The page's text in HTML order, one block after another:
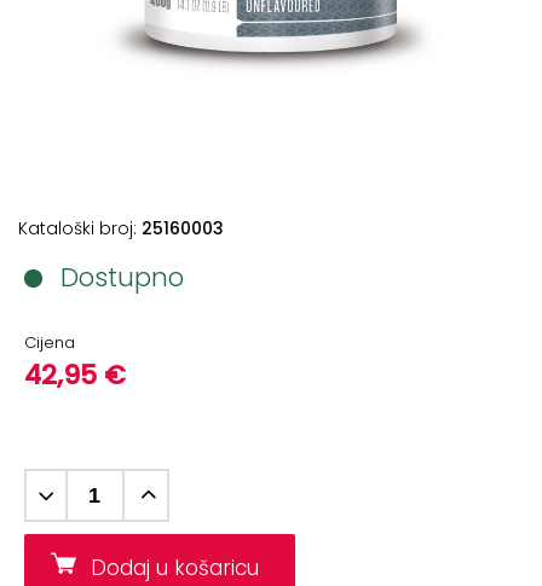
Girje
–
kettlebells
Oprema
za
Aerobik,
Pilates,
Joga
Kataloški broj: 25160003
Dostupno
Cijena
42,95 €
Dodaj u košaricu